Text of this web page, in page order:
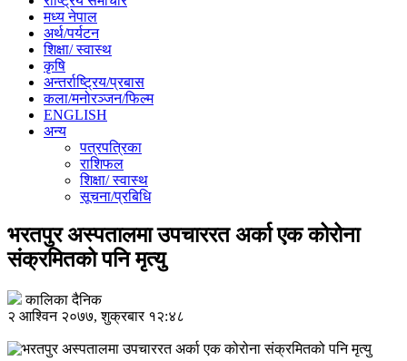
मध्य नेपाल
अर्थ/पर्यटन
शिक्षा/ स्वास्थ
कृषि
अन्तर्राष्ट्रिय/प्रबास
कला/मनोरञ्जन/फिल्म
ENGLISH
अन्य
पत्रपत्रिका
राशिफल
शिक्षा/ स्वास्थ
सूचना/प्रबिधि
भरतपुर अस्पतालमा उपचाररत अर्का एक कोरोना
संक्रमितको पनि मृत्यु
कालिका दैनिक
२ आश्विन २०७७, शुक्रबार १२:४८